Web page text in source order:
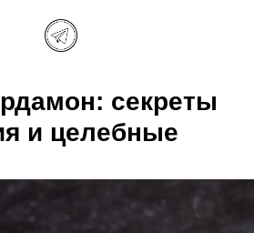
секреты
и целебные